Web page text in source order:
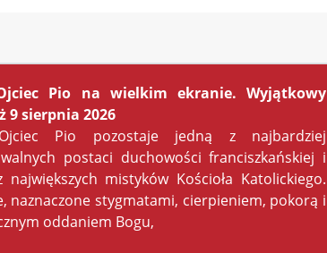
Pio na wielkim ekranie. Wyjątkowy
9 sierpnia 2026
Pio pozostaje jedną z najbardziej
postaci duchowości franciszkańskiej i
największych mistyków Kościoła Katolickiego.
naznaczone stygmatami, cierpieniem, pokorą i
oddaniem Bogu,